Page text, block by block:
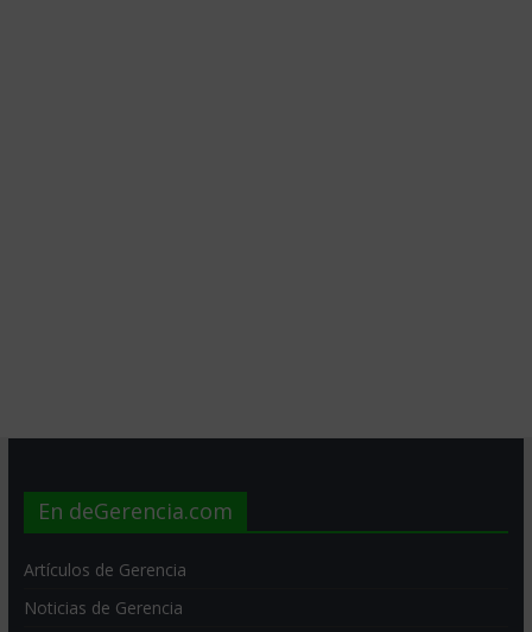
En deGerencia.com
Artículos de Gerencia
Noticias de Gerencia